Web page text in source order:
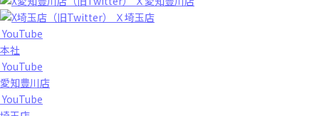
Ｘ埼玉店
YouTube
本社
YouTube
愛知豊川店
YouTube